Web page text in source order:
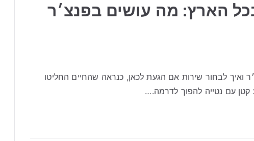
הארץ: מה עושים בפנצ׳ר
ואיך לבחור שירות אם הגעת לכאן, כנראה שהחיים החליטו
קטן עם נטייה להפוך לדרמה.…